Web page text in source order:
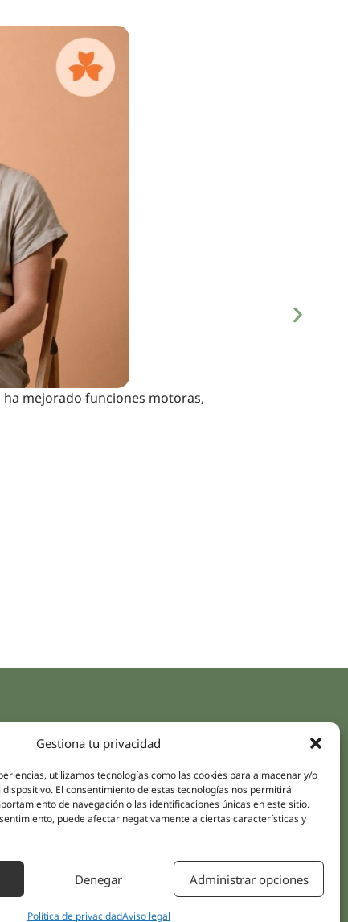
Gestiona tu privacidad
utilizamos tecnologías como las cookies para almacenar y/o
El consentimiento de estas tecnologías nos permitirá
de navegación o las identificaciones únicas en este sitio.
puede afectar negativamente a ciertas características y
Denegar Administrar opciones
Política de privacidadAviso legal
ha mejorado funciones motoras,
online
LinkedIn
Youtube
Facebook